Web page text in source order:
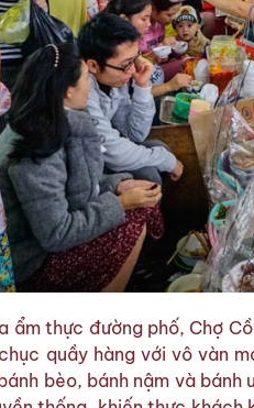
ẩm thực đường phố, Chợ
quầy hàng với vô vàn
bèo, bánh nậm và